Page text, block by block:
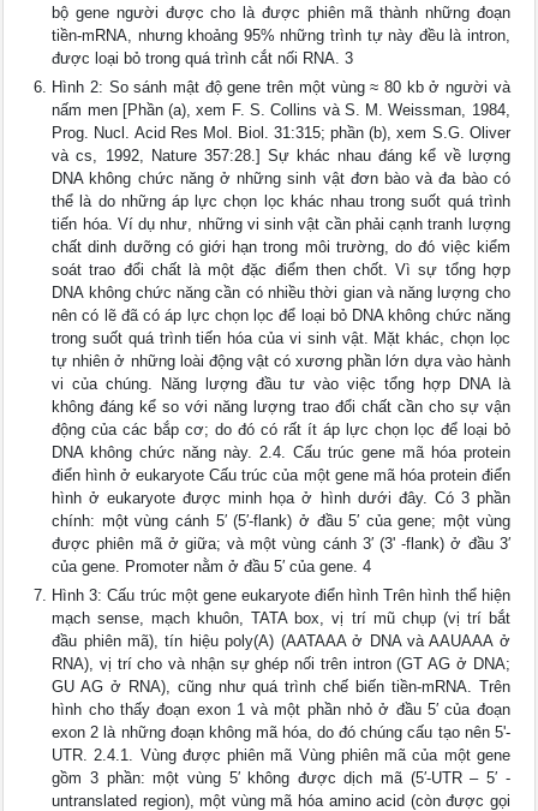
bộ gene người được cho là được phiên mã thành những đoạn
tiền-mRNA, nhưng khoảng 95% những trình tự này đều là intron,
được loại bỏ trong quá trình cắt nối RNA. 3
Hình 2: So sánh mật độ gene trên một vùng ≈ 80 kb ở người và
nấm men [Phần (a), xem F. S. Collins và S. M. Weissman, 1984,
Prog. Nucl. Acid Res Mol. Biol. 31:315; phần (b), xem S.G. Oliver
và cs, 1992, Nature 357:28.] Sự khác nhau đáng kể về lượng
DNA không chức năng ở những sinh vật đơn bào và đa bào có
thể là do những áp lực chọn lọc khác nhau trong suốt quá trình
tiến hóa. Ví dụ như, những vi sinh vật cần phải cạnh tranh lượng
chất dinh dưỡng có giới hạn trong môi trường, do đó việc kiểm
soát trao đổi chất là một đặc điểm then chốt. Vì sự tổng hợp
DNA không chức năng cần có nhiều thời gian và năng lượng cho
nên có lẽ đã có áp lực chọn lọc để loại bỏ DNA không chức năng
trong suốt quá trình tiến hóa của vi sinh vật. Mặt khác, chọn lọc
tự nhiên ở những loài động vật có xương phần lớn dựa vào hành
vi của chúng. Năng lượng đầu tư vào việc tổng hợp DNA là
không đáng kể so với năng lượng trao đổi chất cần cho sự vận
động của các bắp cơ; do đó có rất ít áp lực chọn lọc để loại bỏ
DNA không chức năng này. 2.4. Cấu trúc gene mã hóa protein
điển hình ở eukaryote Cấu trúc của một gene mã hóa protein điển
hình ở eukaryote được minh họa ở hình dưới đây. Có 3 phần
chính: một vùng cánh 5′ (5′-flank) ở đầu 5′ của gene; một vùng
được phiên mã ở giữa; và một vùng cánh 3′ (3' -flank) ở đầu 3′
của gene. Promoter nằm ở đầu 5′ của gene. 4
Hình 3: Cấu trúc một gene eukaryote điển hình Trên hình thể hiện
mạch sense, mạch khuôn, TATA box, vị trí mũ chụp (vị trí bắt
đầu phiên mã), tín hiệu poly(A) (AATAAA ở DNA và AAUAAA ở
RNA), vị trí cho và nhận sự ghép nối trên intron (GT AG ở DNA;
GU AG ở RNA), cũng như quá trình chế biến tiền-mRNA. Trên
hình cho thấy đoạn exon 1 và một phần nhỏ ở đầu 5′ của đoạn
exon 2 là những đoạn không mã hóa, do đó chúng cấu tạo nên 5'-
UTR. 2.4.1. Vùng được phiên mã Vùng phiên mã của một gene
gồm 3 phần: một vùng 5′ không được dịch mã (5′-UTR – 5′ -
untranslated region), một vùng mã hóa amino acid (còn được gọi